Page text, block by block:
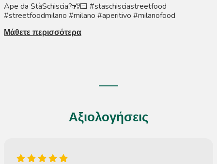
Ape da StàSchiscia?🧏🏻 #staschisciastreetfood
#streetfoodmilano #milano #aperitivo #milanofood
Μάθετε περισσότερα
Αξιολογήσεις